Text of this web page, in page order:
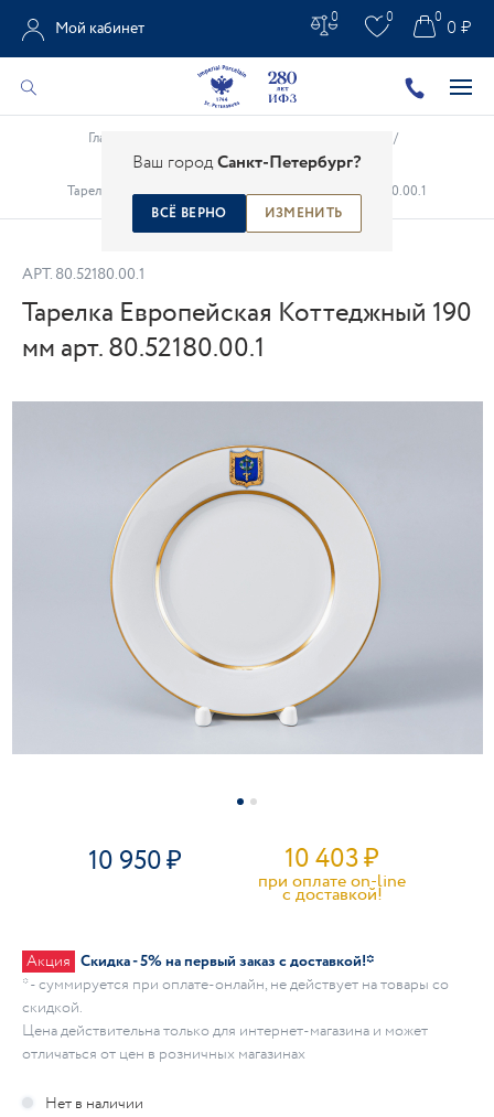
Ваш городСанкт-Петербург?
ВСЁ ВЕРНО ИЗМЕНИТЬ
Мой кабинет
0 0 0 ₽
0
Главная
/
Фарфоровые десертные тарелки /
Тарелка Европейская Коттеджный 190 мм арт. 80.52180.00.1
АРТ. 80.52180.00.1
Тарелка Европейская Коттеджный 190
мм арт. 80.52180.00.1
10 950 10 403₽
при оплате on-line
c доставкой!
Акция Скидка - 5% на первый заказ с доставкой!*
* - суммируется при оплате-онлайн, не действует на товары со
скидкой.
Цена действительна только для интернет-магазина и может
отличаться от цен в розничных магазинах